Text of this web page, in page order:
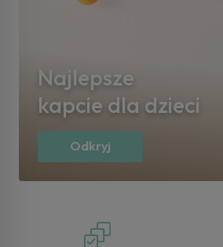
TITOT daje radość
Sprawdź